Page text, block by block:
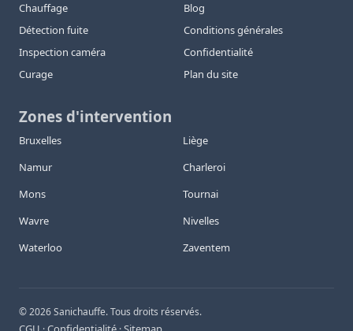
Chauffage
Détection fuite
Inspection caméra
Curage
Blog
Conditions générales
Confidentialité
Plan du site
Zones d'intervention
Bruxelles
Liège
Namur
Charleroi
Mons
Tournai
Wavre
Nivelles
Waterloo
Zaventem
©2026Sanichauffe. Tous droits réservés.